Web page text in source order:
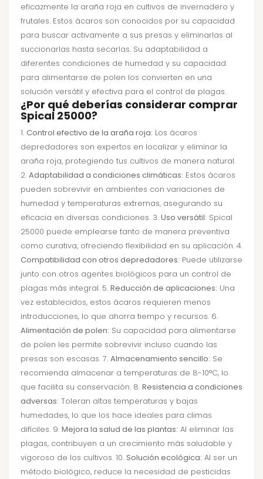
eficazmente la araña roja en cultivos de invernadero y
frutales. Estos ácaros son conocidos por su capacidad
para buscar activamente a sus presas y eliminarlas al
succionarlas hasta secarlas. Su adaptabilidad a
diferentes condiciones de humedad y su capacidad
para alimentarse de polen los convierten en una
solución versátil y efectiva para el control de plagas.
¿Por qué deberías considerar comprar
Spical 25000?
1. Control efectivo de la araña roja: Los ácaros
depredadores son expertos en localizar y eliminar la
araña roja, protegiendo tus cultivos de manera natural.
2. Adaptabilidad a condiciones climáticas: Estos ácaros
pueden sobrevivir en ambientes con variaciones de
humedad y temperaturas extremas, asegurando su
eficacia en diversas condiciones. 3. Uso versátil: Spical
25000 puede emplearse tanto de manera preventiva
como curativa, ofreciendo flexibilidad en su aplicación. 4.
Compatibilidad con otros depredadores: Puede utilizarse
junto con otros agentes biológicos para un control de
plagas más integral. 5. Reducción de aplicaciones: Una
vez establecidos, estos ácaros requieren menos
introducciones, lo que ahorra tiempo y recursos. 6.
Alimentación de polen: Su capacidad para alimentarse
de polen les permite sobrevivir incluso cuando las
presas son escasas. 7. Almacenamiento sencillo: Se
recomienda almacenar a temperaturas de 8-10°C, lo
que facilita su conservación. 8. Resistencia a condiciones
adversas: Toleran altas temperaturas y bajas
humedades, lo que los hace ideales para climas
difíciles. 9. Mejora la salud de las plantas: Al eliminar las
plagas, contribuyen a un crecimiento más saludable y
vigoroso de los cultivos. 10. Solución ecológica: Al ser un
método biológico, reduce la necesidad de pesticidas